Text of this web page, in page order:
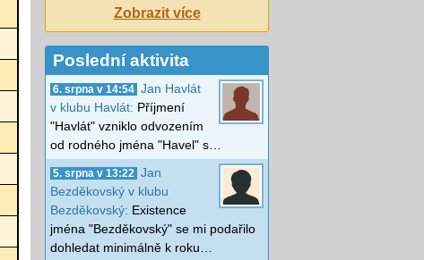
Zobrazit více
Poslední aktivita
6. srpna v 14:54 Jan Havlát
v klubu Havlát: Příjmení
"Havlát" vzniklo odvozením
od rodného jména "Havel" s…
5. srpna v 13:22
Jan
Bezděkovský v klubu
Bezděkovský: Existence
jména "Bezděkovský" se mi podařilo
dohledat minimálně k roku…